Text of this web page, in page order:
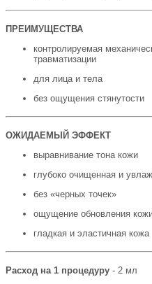
ПРЕИМУЩЕСТВА
контролируемая
травматизации
для лица и тела
без ощущения стянутости
ОЖИДАЕМЫЙ ЭФФЕКТ
выравнивание тона кожи
глубоко очищенная и
без «черных точек»
ощущение обновления
гладкая и эластичная кожа
Расход на 1 процедуру - 2 мл